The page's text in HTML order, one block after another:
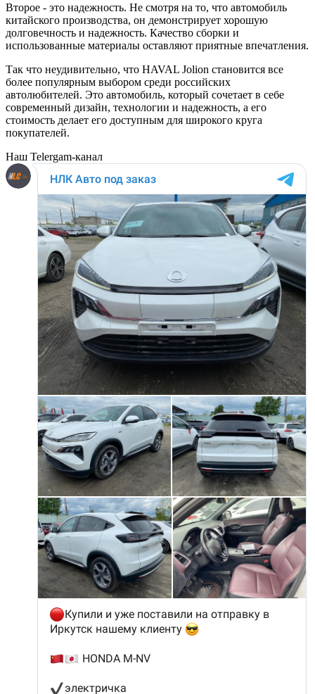
Второе - это надежность. Не смотря на то, что автомобиль
китайского производства, он демонстрирует хорошую
долговечность и надежность. Качество сборки и
использованные материалы оставляют приятные впечатления.
Так что неудивительно, что HAVAL Jolion становится все
более популярным выбором среди российских
автолюбителей. Это автомобиль, который сочетает в себе
современный дизайн, технологии и надежность, а его
стоимость делает его доступным для широкого круга
покупателей.
Наш Telergam-канал